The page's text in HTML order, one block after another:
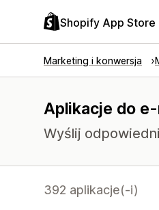
Shopify App Store
Marketing i konwersja
Aplikacje do
Wyślij
392 aplikacje(-i)